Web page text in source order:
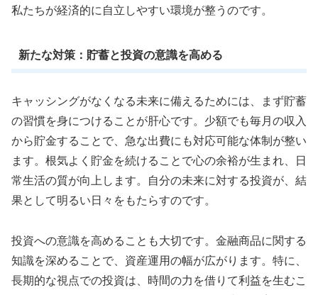
私たちが経済的に自立しやすい環境が整うのです。
新たな対策：貯蓄と投資の意識を高める
キャッシングがなくなる未来に備えるためには、まず貯蓄
の習慣を身につけることが肝心です。少額でも毎月の収入
から貯金することで、急な出費にも対応可能な体制が整い
ます。根気よく貯金を続けることで心の余裕が生まれ、日
常生活の質が向上します。自分の未来に対する投資が、結
果として明るい日々をもたらすのです。
投資への意識を高めることも大切です。金融商品に関する
知識を深めることで、資産運用の幅が広がります。特に、
長期的な視点での投資は、時間の力を借りて利益を生むこ